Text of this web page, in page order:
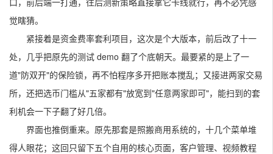
觉瞎猜。
紧接着是资金费率套利项目，这次是个大版本，前后改了十一
处，几乎把原先的测试 demo 翻了个底朝天。最要紧的是上了一
道"防双开"的保险锁，再不怕程序多开把账本搅乱；又接进两家交易
所，还把选币门槛从"五家都有"放宽到"任意两家即可"，能扫到的套
利机会一下子翻了好几倍。
界面也推倒重来。原先那套是照搬商用系统的，十几个菜单堆
得人眼花；这回只留下五个自用的核心页面，客户管理、视频教程